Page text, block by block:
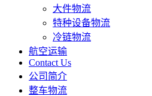
大件物流
特种设备物流
冷链物流
航空运输
Contact Us
公司简介
整车物流